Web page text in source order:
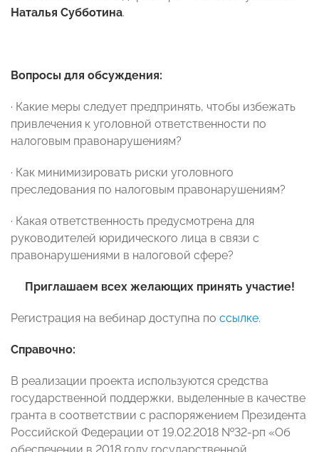
Наталья Субботина.
Вопросы для обсуждения:
· Какие меры следует предпринять, чтобы избежать
привлечения к уголовной ответственности по
налоговым правонарушениям?
· Как минимизировать риски уголовного
преследования по налоговым правонарушениям?
· Какая ответственность предусмотрена для
руководителей юридического лица в связи с
правонарушениями в налоговой сфере?
Приглашаем всех желающих принять участие!
Регистрация на вебинар доступна по ссылке.
Справочно:
В реализации проекта используются средства
государственной поддержки, выделенные в качестве
гранта в соответствии с распоряжением Президента
Российской Федерации от 19.02.2018 №32-рп «Об